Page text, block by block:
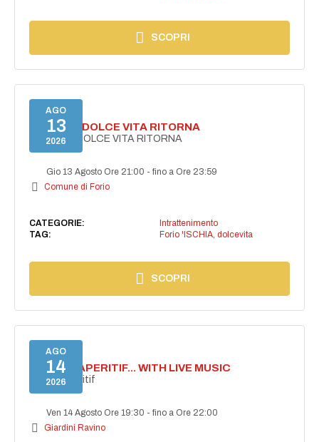
SCOPRI
AGO
13
2026
FORIO LA DOLCE VITA RITORNA
FORIO LA DOLCE VITA RITORNA
Gio 13 Agosto Ore 21:00 -fino a Ore 23:59
Comune di Forio
CATEGORIE:
Intrattenimento
TAG:
Forio 'ISCHIA, dolcevita
SCOPRI
AGO
14
2026
SECRET APERITIF... WITH LIVE MUSIC
Secret aperitif
Ven 14 Agosto Ore 19:30 -fino a Ore 22:00
Giardini Ravino